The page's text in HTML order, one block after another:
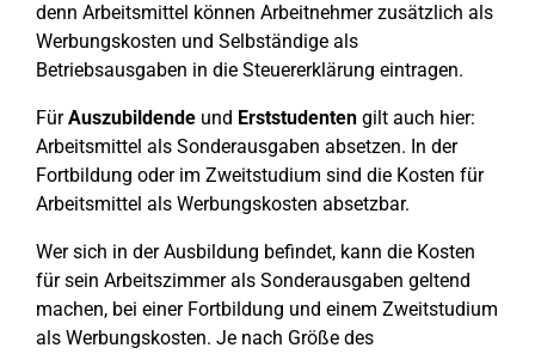
denn Arbeitsmittel können Arbeitnehmer zusätzlich als
Werbungskosten und Selbständige als
Betriebsausgaben in die Steuererklärung eintragen.
FürAuszubildende und Erststudenten gilt auch hier:
Arbeitsmittel als Sonderausgaben absetzen. In der
Fortbildung oder im Zweitstudium sind die Kosten für
Arbeitsmittel als Werbungskosten absetzbar.
Wer sich in der Ausbildung befindet, kann die Kosten
für sein Arbeitszimmer als Sonderausgaben geltend
machen, bei einer Fortbildung und einem Zweitstudium
als Werbungskosten. Je nach Größe des